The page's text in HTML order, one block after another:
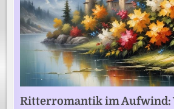
Ritterromantik im Aufwind: